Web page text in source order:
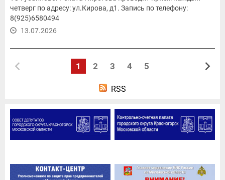
четверг по адресу: ул.Кирова, д1. Запись по телефону:
8(925)6580494
13.07.2026
1 2 3 4 5
RSS